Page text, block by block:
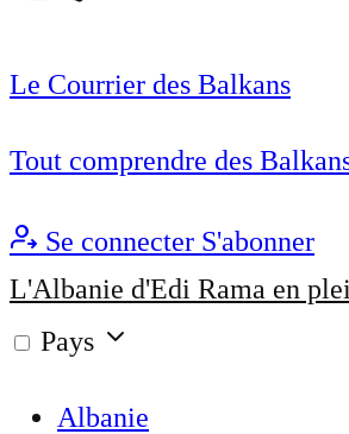
Le Courrier des Balkans
Tout comprendre des
Se connecter S'abonner
L'Albanie d'Edi Rama en
Pays
Albanie